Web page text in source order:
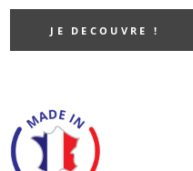
JE DECOUVRE !